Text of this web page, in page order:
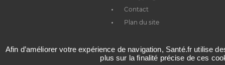
Contact
Plan du site
Afin d’améliorer votre expérience de navigation, Santé.fr utilise
plus sur la finalité précise de ces